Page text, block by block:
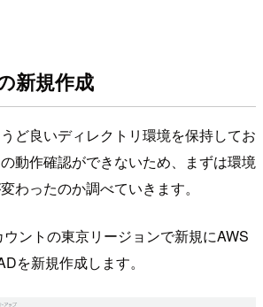
新規作成
ど良いディレクトリ環境を保持してお
動作確認ができないため、まずは環境
わったのか調べていきます。
ントの東京リージョンで新規にAWS
を新規作成します。